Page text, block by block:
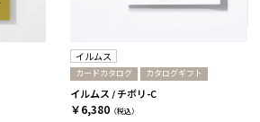
イルムス
カードカタログ カタログギフト
イルムス / チボリ-C
￥6,380 （税込）